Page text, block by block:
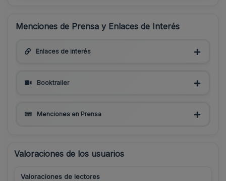
Menciones de Prensa y Enlaces de Interés
Enlaces de interés
Booktrailer
Menciones en Prensa
Valoraciones de los usuarios
Valoraciones de lectores